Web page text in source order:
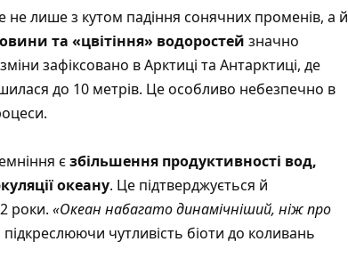
лише з кутом падіння сонячних променів, а й
та «цвітіння» водоростей значно
зафіксовано в Арктиці та Антарктиці, де
до 10 метрів. Це особливо небезпечно в
єзбільшення продуктивності вод,
океану. Це підтверджується й
роки. «Океан набагато динамічніший, ніж про
чутливість біоти до коливань